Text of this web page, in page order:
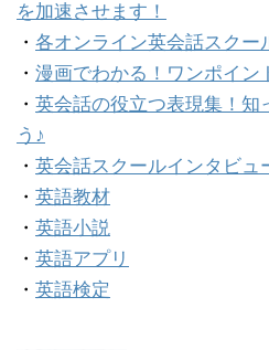
を加速させます！
・ 各オンライン英会話スクー
・ 漫画でわかる！ワンポイン
・ 英会話の役立つ表現集！知
う♪
・ 英会話スクールインタビュ
・ 英語教材
・ 英語小説
・ 英語アプリ
・ 英語検定